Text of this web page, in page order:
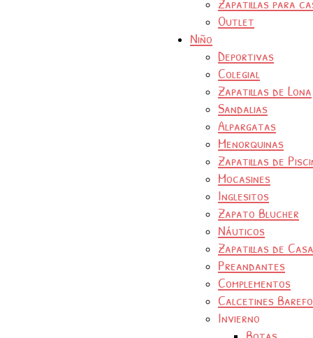
Outlet
Niño
Deportivas
Colegial
Zapatillas de Lona
Sandalias
Alpargatas
Menorquinas
Zapatillas de
Mocasines
Inglesitos
Zapato Blucher
Náuticos
Zapatillas de Casa
Preandantes
Complementos
Calcetines
Invierno